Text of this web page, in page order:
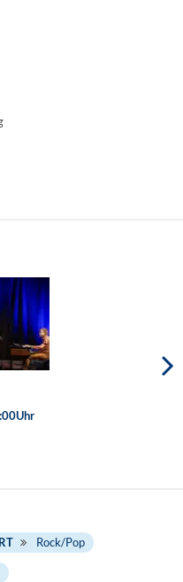
Rock/Pop